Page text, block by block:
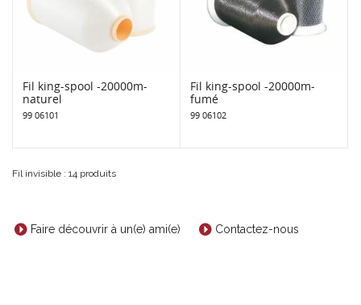
Fil king-spool -20000m-
naturel
99 06101
Fil king-spool -20000m-
fumé
99 06102
Fil invisible : 14 produits
Faire découvrir à un(e) ami(e) Contactez-nous